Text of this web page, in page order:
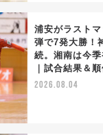
浦安がラスト
弾で7発大勝！
続。湘南は今
｜試合結果＆順
2026.08.04